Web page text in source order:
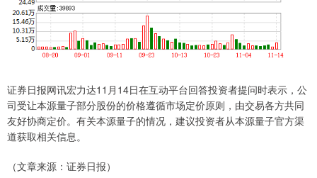
证券日报网讯宏力达11月14日在互动平台回答投资者提问时表示，公
司受让本源量子部分股份的价格遵循市场定价原则，由交易各方共同
友好协商定价。有关本源量子的情况，建议投资者从本源量子官方渠
道获取相关信息。
（文章来源：证券日报）